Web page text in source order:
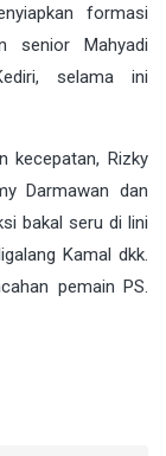
formasi
senior Mahyadi
selama ini
kecepatan, Rizky
Darmawan dan
bakal seru di lini
Kamal dkk.
pemain PS.